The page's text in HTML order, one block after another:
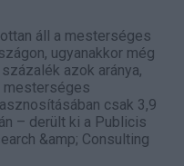
áll a mesterséges
ugyanakkor még
azok aránya,
mesterséges
csak 3,9
– derült ki a Publicis
&amp; Consulting